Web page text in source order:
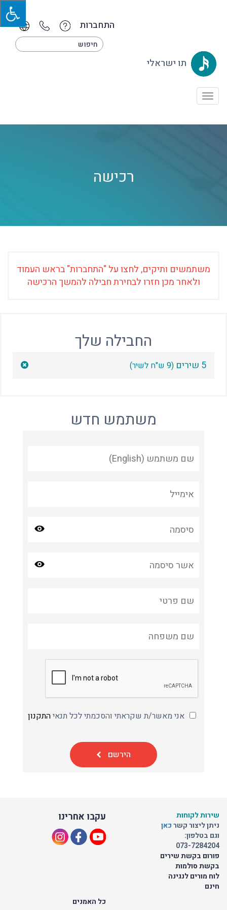
התחברות
תו ישראלי
Toggle
רכישה
משתמשים ותיקים, לחצו על "התחברות" בראש העמוד
ולאחר מכן חזרו לבחירת חבילה להמשך הרכישה
החבילה שלך
5 שירים (9 ש"ח לשיר)
משתמש חדש
אני מאשר/ת שקראתי והסכמתי לכל תנאיהתקנון
הירשם
עקבו אחרינו
שירות לקוחות
ניתן ליצור קשרכאן
וגם בטלפון:
073-7284204
פורום בקשת שירים
בקשת סולמות
לוח מורים לנגינה
חינם
כל האמנים